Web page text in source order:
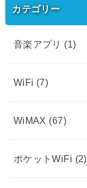
カテゴリー
音楽アプリ (1)
WiFi (7)
WiMAX (67)
ポケットWiFi (2)